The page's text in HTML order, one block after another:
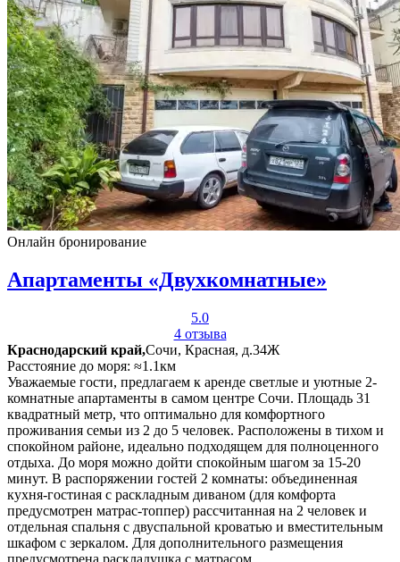
Онлайн бронирование
Апартаменты «Двухкомнатные»
5.0
4 отзыва
Краснодарский край,Сочи, Красная, д.34Ж
Расстояние до моря: ≈1.1км
Уважаемые гости, предлагаем к аренде светлые и уютные 2-
комнатные апартаменты в самом центре Сочи. Площадь 31
квадратный метр, что оптимально для комфортного
проживания семьи из 2 до 5 человек. Расположены в тихом и
спокойном районе, идеально подходящем для полноценного
отдыха. До моря можно дойти спокойным шагом за 15-20
минут. В распоряжении гостей 2 комнаты: объединенная
кухня-гостиная с раскладным диваном (для комфорта
предусмотрен матрас-топпер) рассчитанная на 2 человек и
отдельная спальня с двуспальной кроватью и вместительным
шкафом с зеркалом. Для дополнительного размещения
предусмотрена раскладушка с матрасом.